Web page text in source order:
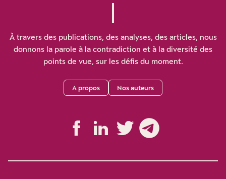
À travers des publications, des analyses, des articles, nous
donnons la parole à la contradiction et à la diversité des
points de vue, sur les défis du moment.
A propos Nos auteurs